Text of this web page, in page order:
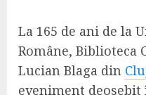
La 165 de ani de la
Române, Biblioteca
Lucian Blaga din
eveniment deosebit